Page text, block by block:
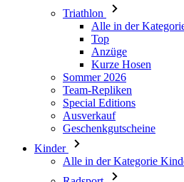
Triathlon
Alle in der
Top
Anzüge
Kurze Hosen
Sommer 2026
Team-Repliken
Special Editions
Ausverkauf
Geschenkgutscheine
Kinder
Alle in der Kategorie